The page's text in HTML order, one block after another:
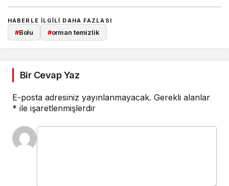
HABERLE ILGILI DAHA FAZLASI
#Bolu #orman temizlik
Bir Cevap Yaz
E-posta adresiniz yayınlanmayacak. Gerekli alanlar
* ile işaretlenmişlerdir